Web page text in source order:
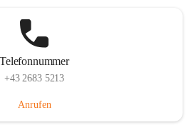
Telefonnummer
+43 2683 5213
Anrufen